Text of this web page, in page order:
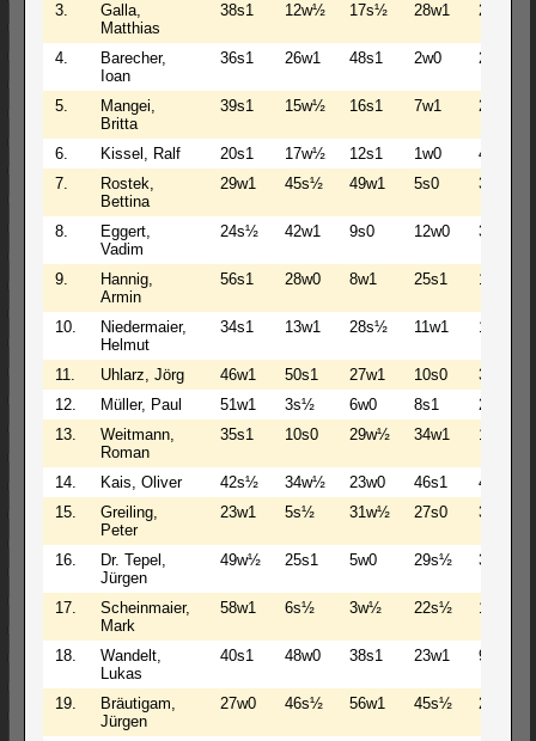
3.
Galla,
Matthias
38s1 12w½ 17s½ 28w1 21s1
4.
Barecher,
Ioan
36s1 26w1 48s1 2w0 27s1
5.
Mangei,
Britta
39s1 15w½ 16s1 7w1 2s0
6. Kissel, Ralf 20s1 17w½ 12s1 1w0
48s1
7.
Rostek,
Bettina
29w1 45s½ 49w1 5s0 31w½
8.
Eggert,
Vadim
24s½ 42w1 9s0 12w0 34s1
9.
Hannig,
Armin
56s1 28w0 8w1 25s1 18w1
10.
Niedermaier,
Helmut
34s1 13w1 28s½ 11w1 1s0
11. Uhlarz, Jörg 46w1 50s1 27w1 10s0
30w1
12.
Müller, Paul 51w1 3s½ 6w0 8s1
20w1
13.
Weitmann,
Roman
35s1 10s0 29w½ 34w1 17s½
14. Kais, Oliver 42s½ 34w½ 23w0 46s1
45w1
15.
Greiling,
Peter
23w1 5s½ 31w½ 27s0 36w1
16.
Dr. Tepel,
Jürgen
49w½ 25s1 5w0 29s½ 32w½
17.
Scheinmaier,
Mark
58w1 6s½ 3w½ 22s½ 13w½
18.
Wandelt,
Lukas
40s1 48w0 38s1 23w1 9s0
19.
Bräutigam,
Jürgen
27w0 46s½ 56w1 45s½ 25w1